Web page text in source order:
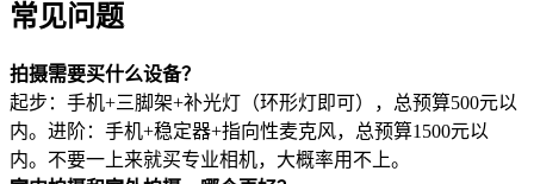
常见问题
拍摄需要买什么设备？
起步：手机+三脚架+补光灯（环形灯即可），总预算500元以
内。进阶：手机+稳定器+指向性麦克风，总预算1500元以
内。不要一上来就买专业相机，大概率用不上。